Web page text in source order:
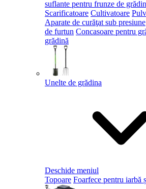
suflante pentru frunze de
Scarificatoare Cultivatoare
Aparate de curăţat sub presiune
de furtun Concasoare pentru
grădină
Unelte de grădina
Deschide meniul
Topoare Foarfece pentru iarbă